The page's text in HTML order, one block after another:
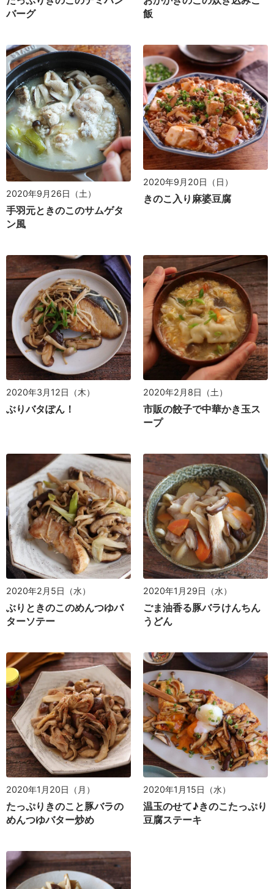
バーグ
飯
2020年9月26日（土）
手羽元ときのこのサムゲタ
ン風
2020年9月20日（日）
きのこ入り麻婆豆腐
2020年3月12日（木）
ぶりバタぽん！
2020年2月8日（土）
市販の餃子で中華かき玉ス
ープ
2020年2月5日（水）
ぶりときのこのめんつゆバ
ターソテー
2020年1月29日（水）
ごま油香る豚バラけんちん
うどん
2020年1月20日（月）
たっぷりきのこと豚バラの
めんつゆバター炒め
2020年1月15日（水）
温玉のせて♪きのこたっぷり
豆腐ステーキ